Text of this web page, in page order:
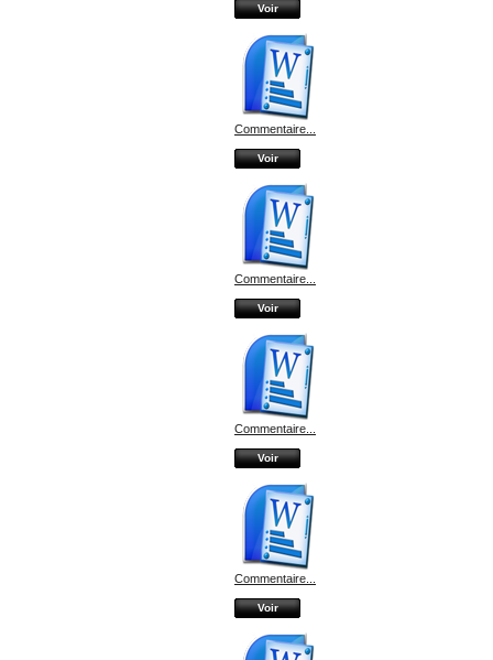
Voir
Commentaire...
Voir
Commentaire...
Voir
Commentaire...
Voir
Commentaire...
Voir